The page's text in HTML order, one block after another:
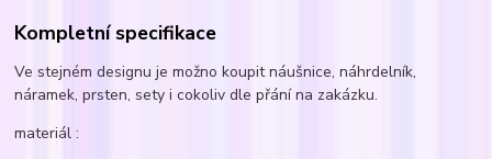
Kompletní specifikace
Ve stejném designu je možno koupit náušnice, náhrdelník,
náramek, prsten, sety i cokoliv dle přání na zakázku.
materiál :